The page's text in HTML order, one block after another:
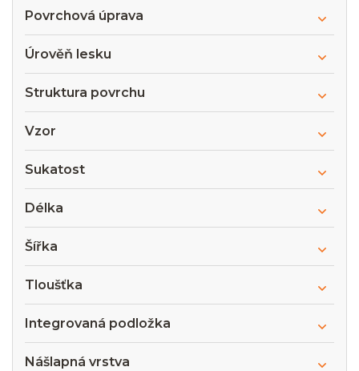
Povrchová úprava
Úrověň lesku
Struktura povrchu
Vzor
Sukatost
Délka
Šířka
Tloušťka
Integrovaná podložka
Nášlapná vrstva